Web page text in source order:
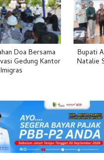
Doa Bersama
Gedung Kantor
Imigras
Bupati
Natalie